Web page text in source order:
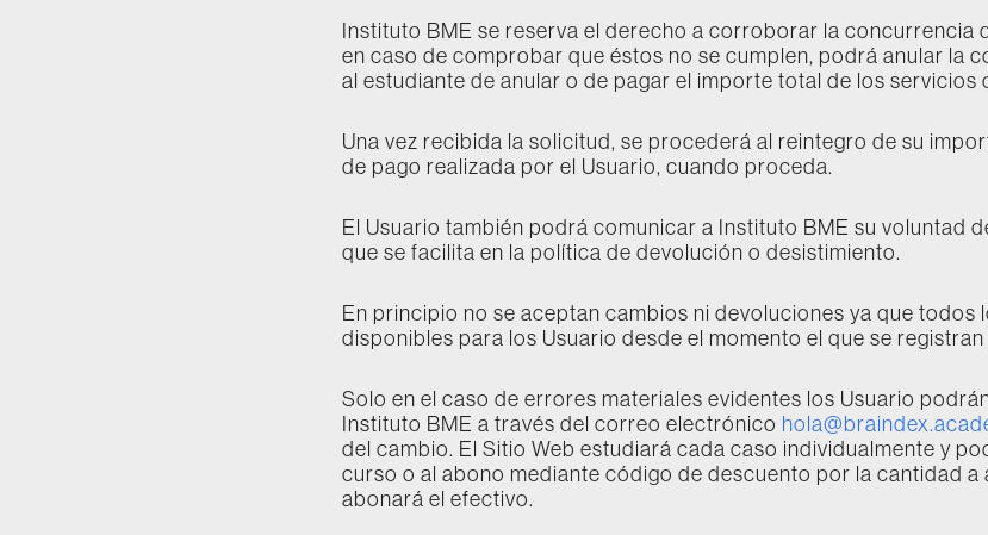
Instituto BME se reserva el derecho a corroborar la concurrencia
en caso de comprobar que éstos no se cumplen, podrá anular la
al estudiante de anular o de pagar el importe total de los servicios
Una vez recibida la solicitud, se procederá al reintegro de su
de pago realizada por el Usuario, cuando proceda.
El Usuario también podrá comunicar a Instituto BME su voluntad
que se facilita en la política de devolución o desistimiento.
En principio no se aceptan cambios ni devoluciones ya que todos
disponibles para los Usuario desde el momento el que se
Solo en el caso de errores materiales evidentes los Usuario
Instituto BME a través del correo electrónico
del cambio. El Sitio Web estudiará cada caso individualmente y
curso o al abono mediante código de descuento por la cantidad a
abonará el efectivo.